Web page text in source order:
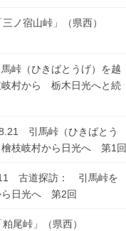
ノ宿山峠」（県西）
（ひきばとうげ）を越
村から 栃木日光へと続
引馬峠（ひきばとう
枝岐村から日光へ 第1回
古道探訪： 引馬峠を
ら日光へ 第2回
尾峠」（県西）